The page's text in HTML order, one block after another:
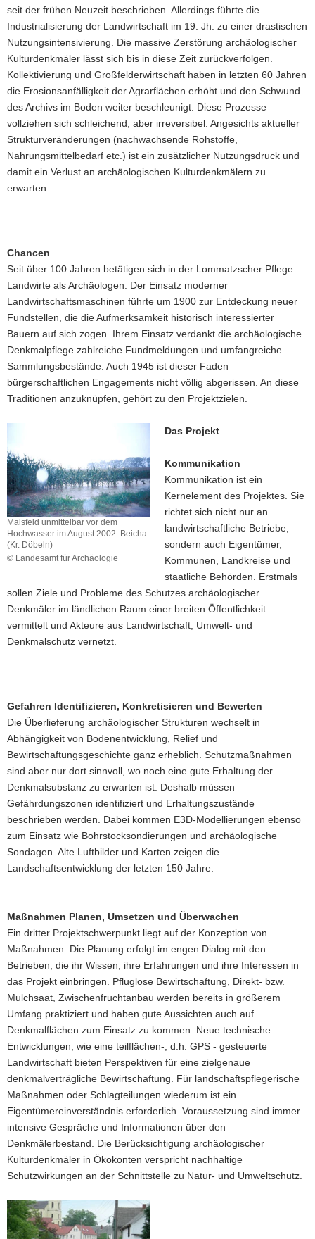
Strukturen
bei
Lüttewitz
Mittelsachsen)
seit der frühen Neuzeit beschrieben. Allerdings führte die
Industrialisierung der Landwirtschaft im 19. Jh. zu einer drastischen
Nutzungsintensivierung. Die massive Zerstörung archäologischer
Kulturdenkmäler lässt sich bis in diese Zeit zurückverfolgen.
Kollektivierung und Großfelderwirtschaft haben in letzten 60 Jahren
die Erosionsanfälligkeit der Agrarflächen erhöht und den Schwund
des Archivs im Boden weiter beschleunigt. Diese Prozesse
vollziehen sich schleichend, aber irreversibel. Angesichts aktueller
Strukturveränderungen (nachwachsende Rohstoffe,
Nahrungsmittelbedarf etc.) ist ein zusätzlicher Nutzungsdruck und
damit ein Verlust an archäologischen Kulturdenkmälern zu
erwarten.
Chancen
Seit über 100 Jahren betätigen sich in der Lommatzscher Pflege
Landwirte als Archäologen. Der Einsatz moderner
Landwirtschaftsmaschinen führte um 1900 zur Entdeckung neuer
Fundstellen, die die Aufmerksamkeit historisch interessierter
Bauern auf sich zogen. Ihrem Einsatz verdankt die archäologische
Denkmalpflege zahlreiche Fundmeldungen und umfangreiche
Sammlungsbestände. Auch 1945 ist dieser Faden
bürgerschaftlichen Engagements nicht völlig abgerissen. An diese
Traditionen anzuknüpfen, gehört zu den Projektzielen.
Maisfeld unmittelbar vor dem
Hochwasser im August 2002. Beicha
(Kr. Döbeln)
© Landesamt für Archäologie
vor
dem
Hochwasser
im
Döbeln)
Das Projekt
Kommunikation
Kommunikation ist ein
Kernelement des Projektes. Sie
richtet sich nicht nur an
landwirtschaftliche Betriebe,
sondern auch Eigentümer,
Kommunen, Landkreise und
staatliche Behörden. Erstmals
sollen Ziele und Probleme des Schutzes archäologischer
Denkmäler im ländlichen Raum einer breiten Öffentlichkeit
vermittelt und Akteure aus Landwirtschaft, Umwelt- und
Denkmalschutz vernetzt.
Gefahren Identifizieren, Konkretisieren und Bewerten
Die Überlieferung archäologischer Strukturen wechselt in
Abhängigkeit von Bodenentwicklung, Relief und
Bewirtschaftungsgeschichte ganz erheblich. Schutzmaßnahmen
sind aber nur dort sinnvoll, wo noch eine gute Erhaltung der
Denkmalsubstanz zu erwarten ist. Deshalb müssen
Gefährdungszonen identifiziert und Erhaltungszustände
beschrieben werden. Dabei kommen E3D-Modellierungen ebenso
zum Einsatz wie Bohrstocksondierungen und archäologische
Sondagen. Alte Luftbilder und Karten zeigen die
Landschaftsentwicklung der letzten 150 Jahre.
Maßnahmen Planen, Umsetzen und Überwachen
Ein dritter Projektschwerpunkt liegt auf der Konzeption von
Maßnahmen. Die Planung erfolgt im engen Dialog mit den
Betrieben, die ihr Wissen, ihre Erfahrungen und ihre Interessen in
das Projekt einbringen. Pfluglose Bewirtschaftung, Direkt- bzw.
Mulchsaat, Zwischenfruchtanbau werden bereits in größerem
Umfang praktiziert und haben gute Aussichten auch auf
Denkmalflächen zum Einsatz zu kommen. Neue technische
Entwicklungen, wie eine teilflächen-, d.h. GPS - gesteuerte
Landwirtschaft bieten Perspektiven für eine zielgenaue
denkmalverträgliche Bewirtschaftung. Für landschaftspflegerische
Maßnahmen oder Schlagteilungen wiederum ist ein
Eigentümereinverständnis erforderlich. Voraussetzung sind immer
intensive Gespräche und Informationen über den
Denkmälerbestand. Die Berücksichtigung archäologischer
Kulturdenkmäler in Ökokonten verspricht nachhaltige
Schutzwirkungen an der Schnittstelle zu Natur- und Umweltschutz.